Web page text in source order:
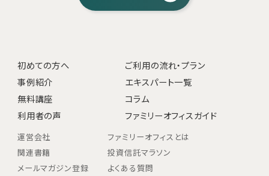
初めての方へ
ご利用の流れ・プラン
事例紹介
エキスパート一覧
無料講座
コラム
利用者の声
ファミリーオフィスガイド
運営会社
ファミリーオフィスとは
関連書籍
投資信託マラソン
メールマガジン登録
よくある質問